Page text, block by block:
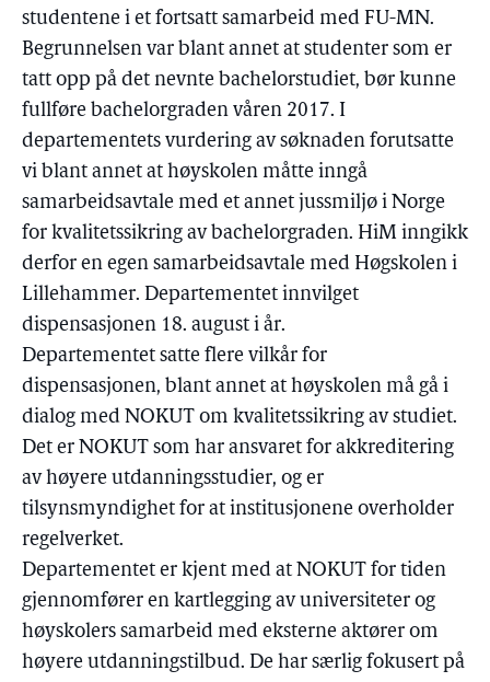
studentene i et fortsatt samarbeid med FU-MN.
Begrunnelsen var blant annet at studenter som er
tatt opp på det nevnte bachelorstudiet, bør kunne
fullføre bachelorgraden våren 2017. I
departementets vurdering av søknaden forutsatte
vi blant annet at høyskolen måtte inngå
samarbeidsavtale med et annet jussmiljø i Norge
for kvalitetssikring av bachelorgraden. HiM inngikk
derfor en egen samarbeidsavtale med Høgskolen i
Lillehammer. Departementet innvilget
dispensasjonen 18. august i år.
Departementet satte flere vilkår for
dispensasjonen, blant annet at høyskolen må gå i
dialog med NOKUT om kvalitetssikring av studiet.
Det er NOKUT som har ansvaret for akkreditering
av høyere utdanningsstudier, og er
tilsynsmyndighet for at institusjonene overholder
regelverket.
Departementet er kjent med at NOKUT for tiden
gjennomfører en kartlegging av universiteter og
høyskolers samarbeid med eksterne aktører om
høyere utdanningstilbud. De har særlig fokusert på